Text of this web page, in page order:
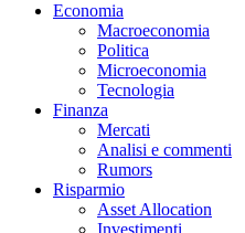
Economia
Macroeconomia
Politica
Microeconomia
Tecnologia
Finanza
Mercati
Analisi e commenti
Rumors
Risparmio
Asset Allocation
Investimenti